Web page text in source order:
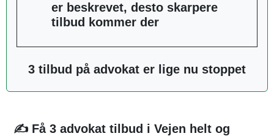
er beskrevet, desto skarpere
tilbud kommer der
3 tilbud på advokat er lige nu stoppet
✍️ Få 3 advokat tilbud i Vejen helt og